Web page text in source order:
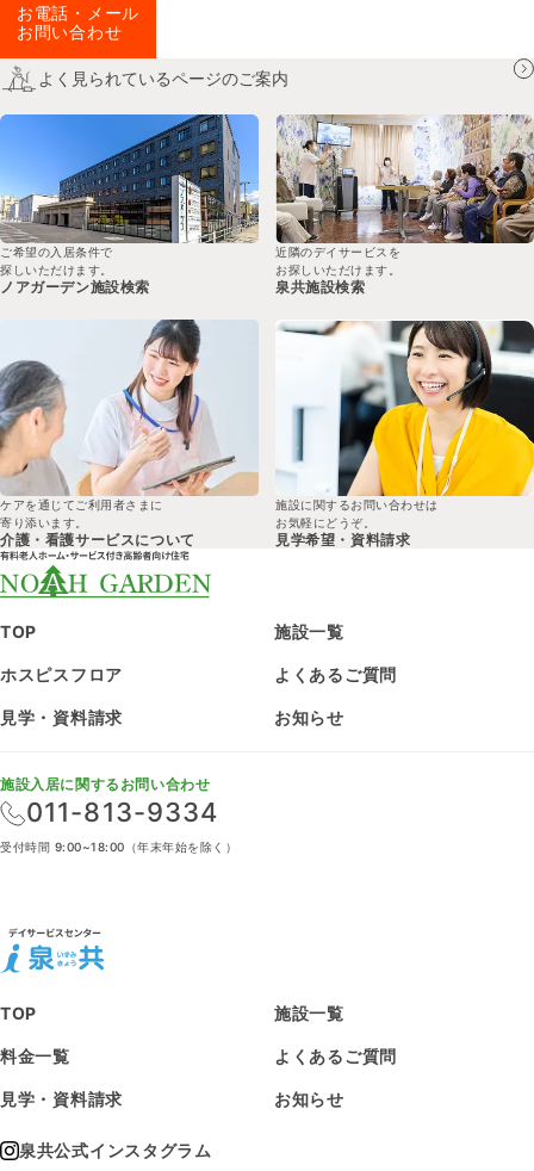
お電話・メール
お問い合わせ
よく見られているページのご案内
ご希望の入居条件で
探しいただけます。
ノアガーデン施設検索
近隣のデイサービスを
お探しいただけます。
泉共施設検索
ケアを通じてご利用者さまに
寄り添います。
介護・看護サービスについて
施設に関するお問い合わせは
お気軽にどうぞ。
見学希望・ 資料請求
TOP 施設一覧
ホスピスフロア よくあるご質問
見学・資料請求 お知らせ
TOP 施設一覧
料金一覧 よくあるご質問
見学・資料請求 お知らせ
泉共公式インスタグラム
施設入居に関するお問い合わせ
011-813-9334
受付時間 9:00~18:00（年末年始を除く）